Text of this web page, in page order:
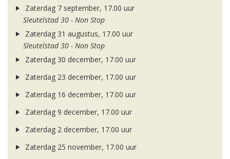
Zaterdag 7 september, 17.00 uur
Sleutelstad 30 - Non Stop
Zaterdag 31 augustus, 17.00 uur
Sleutelstad 30 - Non Stop
Zaterdag 30 december, 17.00 uur
Zaterdag 23 december, 17.00 uur
Zaterdag 16 december, 17.00 uur
Zaterdag 9 december, 17.00 uur
Zaterdag 2 december, 17.00 uur
Zaterdag 25 november, 17.00 uur